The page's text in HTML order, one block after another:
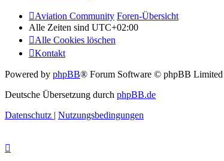
Aviation Community Foren-Übersicht
Alle Zeiten sind UTC+02:00
Alle Cookies löschen
Kontakt
Powered by phpBB® Forum Software © phpBB Limited
Deutsche Übersetzung durch phpBB.de
Datenschutz | Nutzungsbedingungen